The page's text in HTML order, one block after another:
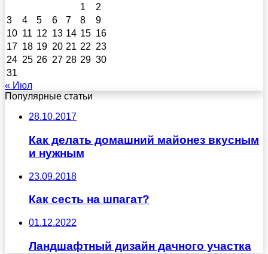
1
2
3
4 5 6 7 8
9
10 11 12 13 14 15 16
17 18 19 20 21 22 23
24 25 26 27 28 29 30
31
« Июл
Популярные статьи
28.10.2017
Как делать домашний майонез вкусным
и нужным
23.09.2018
Как сесть на шпагат?
01.12.2022
Ландшафтный дизайн дачного участка